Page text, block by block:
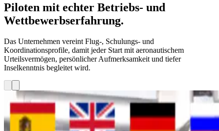
Piloten mit echter Betriebs- und
Wettbewerbserfahrung.
Das Unternehmen vereint Flug-, Schulungs- und
Koordinationsprofile, damit jeder Start mit aeronautischem
Urteilsvermögen, persönlicher Aufmerksamkeit und tiefer
Inselkenntnis begleitet wird.